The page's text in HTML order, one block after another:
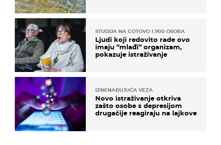
STUDIJA NA GOTOVO 1.900 OSOBA
Ljudi koji redovito rade ovo
imaju “mlađi” organizam,
pokazuje istraživanje
IZNENAĐUJUĆA VEZA
Novo istraživanje otkriva
zašto osobe s depresijom
drugačije reagiraju na lajkove